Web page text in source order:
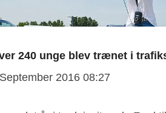
240 unge blev trænet i
2016 08:27